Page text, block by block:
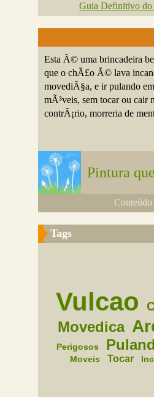
Guia Definitivo do
Esta Ã© uma brincadeira
que o chÃ£o Ã© lava
movediÃ§a, e ir pulando
mÃ³veis, sem tocar ou cair
contrÃ¡rio, morreria de
Pintura
Tags
Vulcao
Movedica
Perigosos
Moveis Tocar